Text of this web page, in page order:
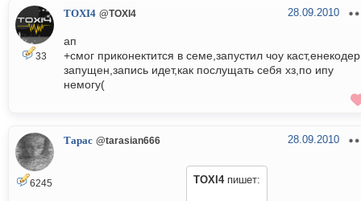
33
TOXI4 @TOXI4 28.09.2010
ап
+смог приконектится в семе,запустил чоу каст,енекодер
запущен,запись идет,как послущать себя хз,по ипу
немогу(
6245
Тарас @tarasian666 28.09.2010
TOXI4пишет: